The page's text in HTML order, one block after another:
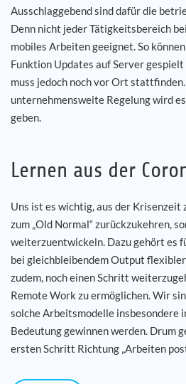
Ausschlaggebend sind dafür die
Denn nicht jeder Tätigkeitsbereich
mobiles Arbeiten geeignet. So
Funktion Updates auf Server
muss jedoch noch vor Ort
unternehmensweite Regelung wird
geben.
Lernen aus der
Uns ist es wichtig, aus der Krisenzeit
zum „Old Normal“ zurückzukehren,
weiterzuentwickeln. Dazu gehört es
bei gleichbleibendem Output
zudem, noch einen Schritt
Remote Work zu ermöglichen. Wir
solche Arbeitsmodelle insbesondere
Bedeutung gewinnen werden. Drum
ersten Schritt Richtung „Arbeiten